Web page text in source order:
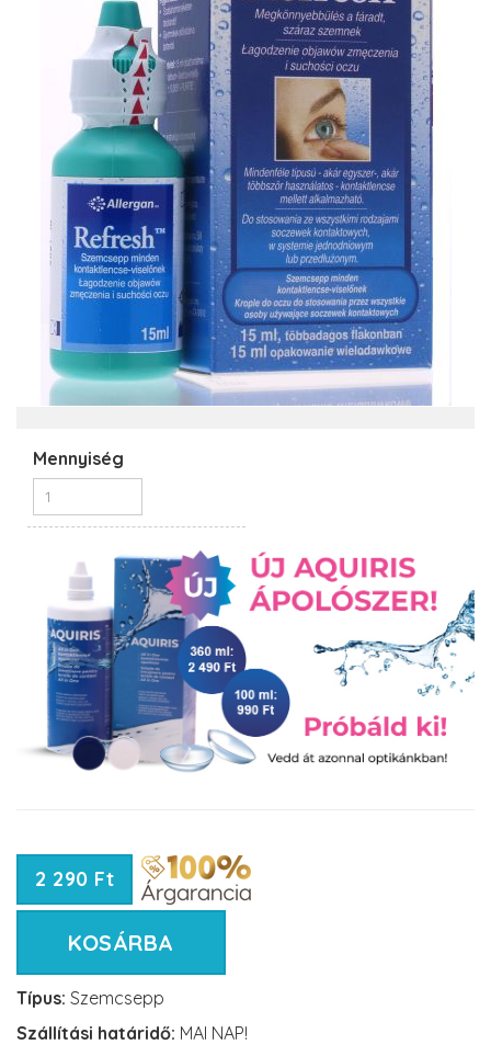
Mennyiség
2 290 Ft
KOSÁRBA
Típus: Szemcsepp
Szállítási határidő: MAI NAP!